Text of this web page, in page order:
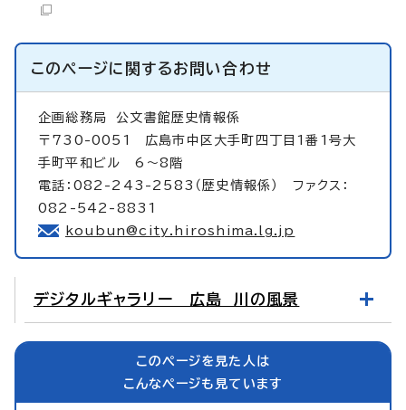
このページに関するお問い合わせ
企画総務局公文書館歴史情報係
〒730-0051 広島市中区大手町四丁目1番1号大
手町平和ビル 6～8階
電話：082-243-2583（歴史情報係） ファクス：
082-542-8831
koubun@city.hiroshima.lg.jp
デジタルギャラリー 広島 川の風景
このページを見た人は
こんなページも見ています